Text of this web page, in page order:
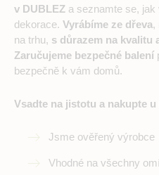
v DUBLEZ a seznamte se,
dekorace. Vyrábíme ze dřeva,
na trhu, s důrazem na kvalitu
Zaručujeme bezpečné balení
bezpečně k vám domů.
Vsadte na jistotu a nakupte u
Jsme ověřený výrobce
Vhodné na všechny